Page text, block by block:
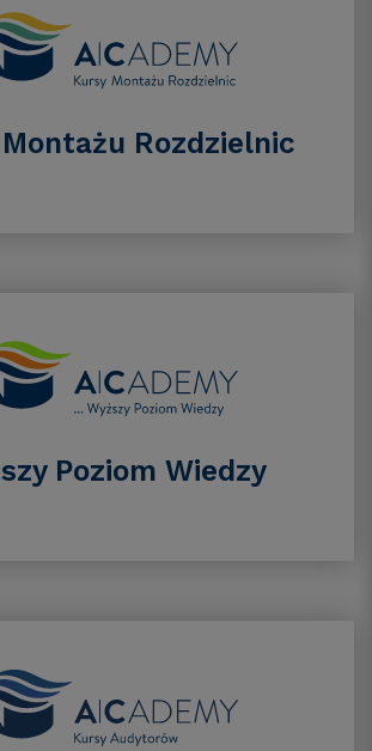
Rozdzielnic
Poziom Wiedzy